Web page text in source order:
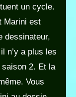
un cycle.
Marini est
dessinateur,
n’y a plus les
2. Et la
Vous